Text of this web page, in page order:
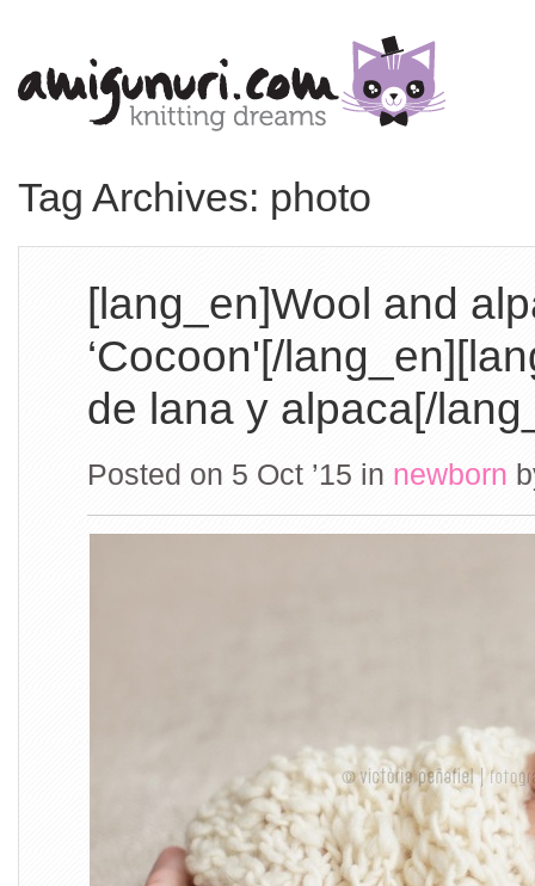
Tag Archives: photo
[lang_en]Wool and
‘Cocoon'[/
de lana y alpaca[/
Posted on 5 Oct ’15 in newborn